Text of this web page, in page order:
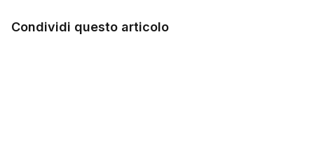
Condividi questo articolo